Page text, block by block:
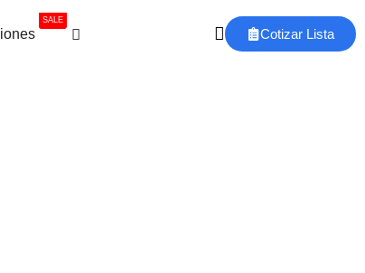
SALE
Cotizar Lista